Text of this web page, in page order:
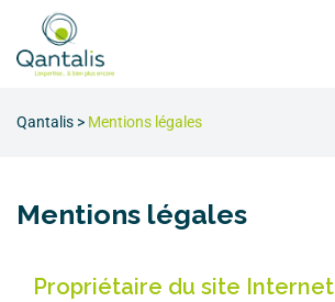
Qantalis > Mentions légales
Mentions légales
Propriétaire du site Internet